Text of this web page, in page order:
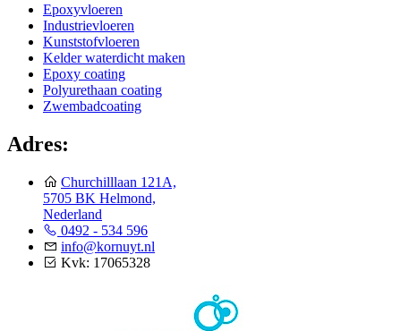
Epoxyvloeren
Industrievloeren
Kunststofvloeren
Kelder waterdicht maken
Epoxy coating
Polyurethaan coating
Zwembadcoating
Adres:
Churchilllaan 121A,
5705 BK Helmond,
Nederland
0492 - 534 596
info@kornuyt.nl
Kvk: 17065328